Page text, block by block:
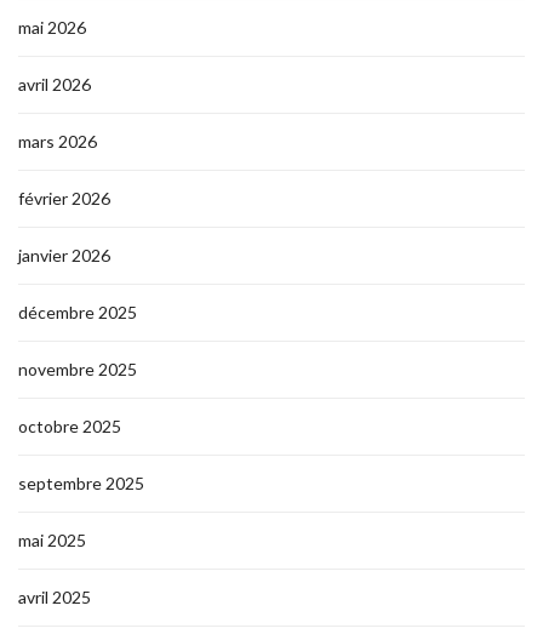
mai 2026
avril 2026
mars 2026
février 2026
janvier 2026
décembre 2025
novembre 2025
octobre 2025
septembre 2025
mai 2025
avril 2025